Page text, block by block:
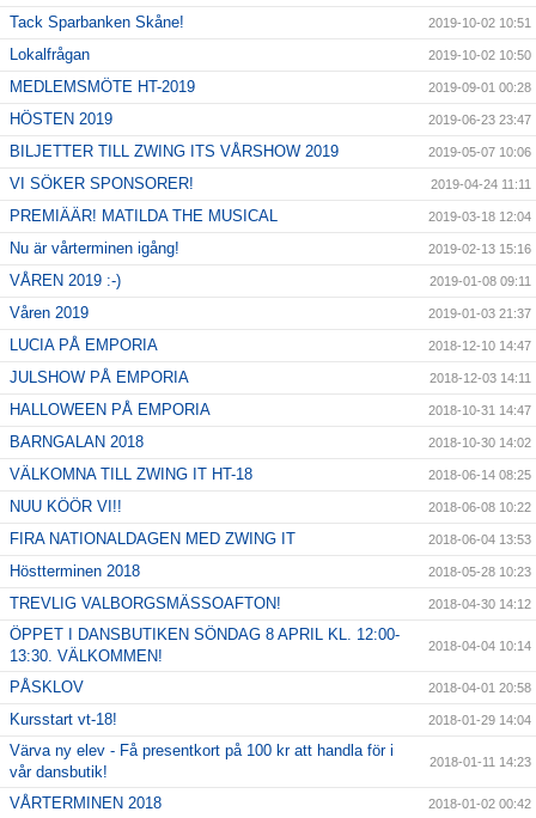
Tack Sparbanken Skåne! 2019-10-02 10:51
Lokalfrågan 2019-10-02 10:50
MEDLEMSMÖTE HT-2019 2019-09-01 00:28
HÖSTEN 2019 2019-06-23 23:47
BILJETTER TILL ZWING ITS VÅRSHOW 2019 2019-05-07 10:06
VI SÖKER SPONSORER! 2019-04-24 11:11
PREMIÄÄR! MATILDA THE MUSICAL 2019-03-18 12:04
Nu är vårterminen igång! 2019-02-13 15:16
VÅREN 2019 :-) 2019-01-08 09:11
Våren 2019 2019-01-03 21:37
LUCIA PÅ EMPORIA 2018-12-10 14:47
JULSHOW PÅ EMPORIA 2018-12-03 14:11
HALLOWEEN PÅ EMPORIA 2018-10-31 14:47
BARNGALAN 2018 2018-10-30 14:02
VÄLKOMNA TILL ZWING IT HT-18 2018-06-14 08:25
NUU KÖÖR VI!! 2018-06-08 10:22
FIRA NATIONALDAGEN MED ZWING IT 2018-06-04 13:53
Höstterminen 2018 2018-05-28 10:23
TREVLIG VALBORGSMÄSSOAFTON! 2018-04-30 14:12
ÖPPET I DANSBUTIKEN SÖNDAG 8 APRIL KL. 12:00-
13:30. VÄLKOMMEN!
2018-04-04 10:14
PÅSKLOV 2018-04-01 20:58
Kursstart vt-18! 2018-01-29 14:04
Värva ny elev - Få presentkort på 100 kr att handla för i
vår dansbutik!
2018-01-11 14:23
VÅRTERMINEN 2018 2018-01-02 00:42